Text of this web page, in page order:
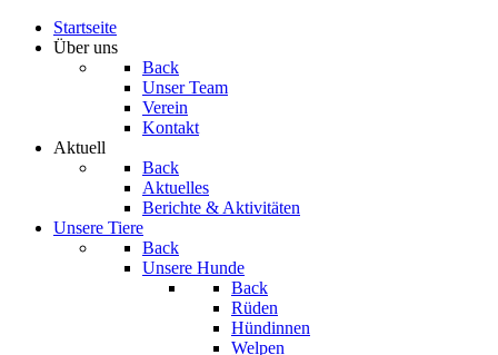
Startseite
Über uns
Back
Unser Team
Verein
Kontakt
Aktuell
Back
Aktuelles
Berichte & Aktivitäten
Unsere Tiere
Back
Unsere Hunde
Back
Rüden
Hündinnen
Welpen